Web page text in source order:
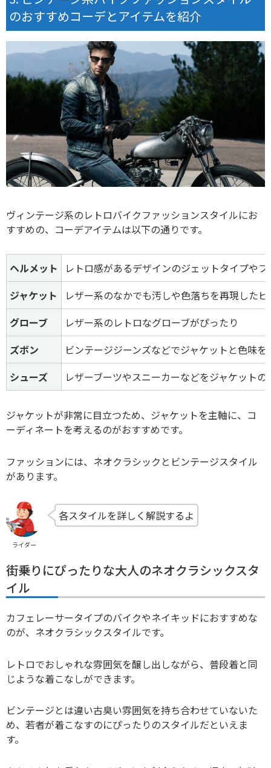
のおすすめコーデとアイテムを紹介
ヴィンテージ系のレトロバイクファッションスタイルにお
すすめの、コーデアイテムは以下の通りです。
ヘルメット
レトロ感があるデザインのジェットタイプや
ジャケット
レザー系のなかでも汚しや色落ちを再現した
グローブ
レザー系のレトロなグローブがぴったり
ズボン
ビンテージジーンズなどでジャケットと色味
シューズ
レザーブーツやスニーカーなどをジャケット
ジャケットが非常に目立つため、ジャケットを主軸に、コ
ーディネートを考えるのがおすすめです。
ファッションには、ネオクラシックとビンテージスタイル
があります。
ライダー
各スタイルを詳しく解説するよ
街乗りにぴったりな大人のネオクラシックスタ
イル
カフェレーサータイプのバイクやネイキッドにおすすめな
のが、ネオクラシックスタイルです。
レトロでおしゃれな雰囲気を醸し出しながら、普段着と同
じような着こなしができます。
ビンテージとは違い古臭い雰囲気を持ち合わせていないた
め、若者が着こなすのにぴったりのスタイルだといえま
す。